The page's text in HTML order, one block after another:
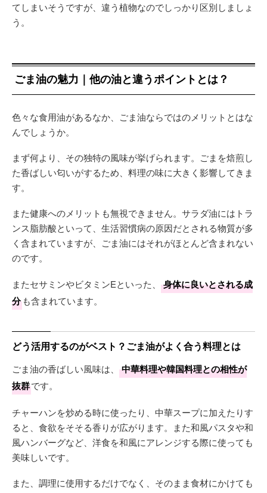
てしまいそうですが、違う植物なのでしっかり区別しましょ
う。
ごま油の魅力｜他の油と違うポイントとは？
色々な食用油があるなか、ごま油ならではのメリットとはな
んでしょうか。
まず何より、その独特の風味が挙げられます。ごまを焙煎し
た香ばしい匂いがするため、料理の味に大きく影響してきま
す。
また健康へのメリットも無視できません。サラダ油にはトラ
ンス脂肪酸といって、生活習慣病の原因だとされる物質が多
く含まれていますが、ごま油にはそれがほとんど含まれない
のです。
またセサミンやビタミンEといった、
身体に良いとされる成
分 も含まれています。
どう活用するのがベスト？ごま油がよく合う料理とは
ごま油の香ばしい風味は、
中華料理や韓国料理との相性が
抜群です。
チャーハンを炒める時に使ったり、中華スープに加えたりす
ると、食欲をそそる香りが広がります。また和風パスタや和
風ハンバーグなど、洋食を和風にアレンジする際に使っても
美味しいです。
また、調理に使用するだけでなく、そのまま食材にかけても